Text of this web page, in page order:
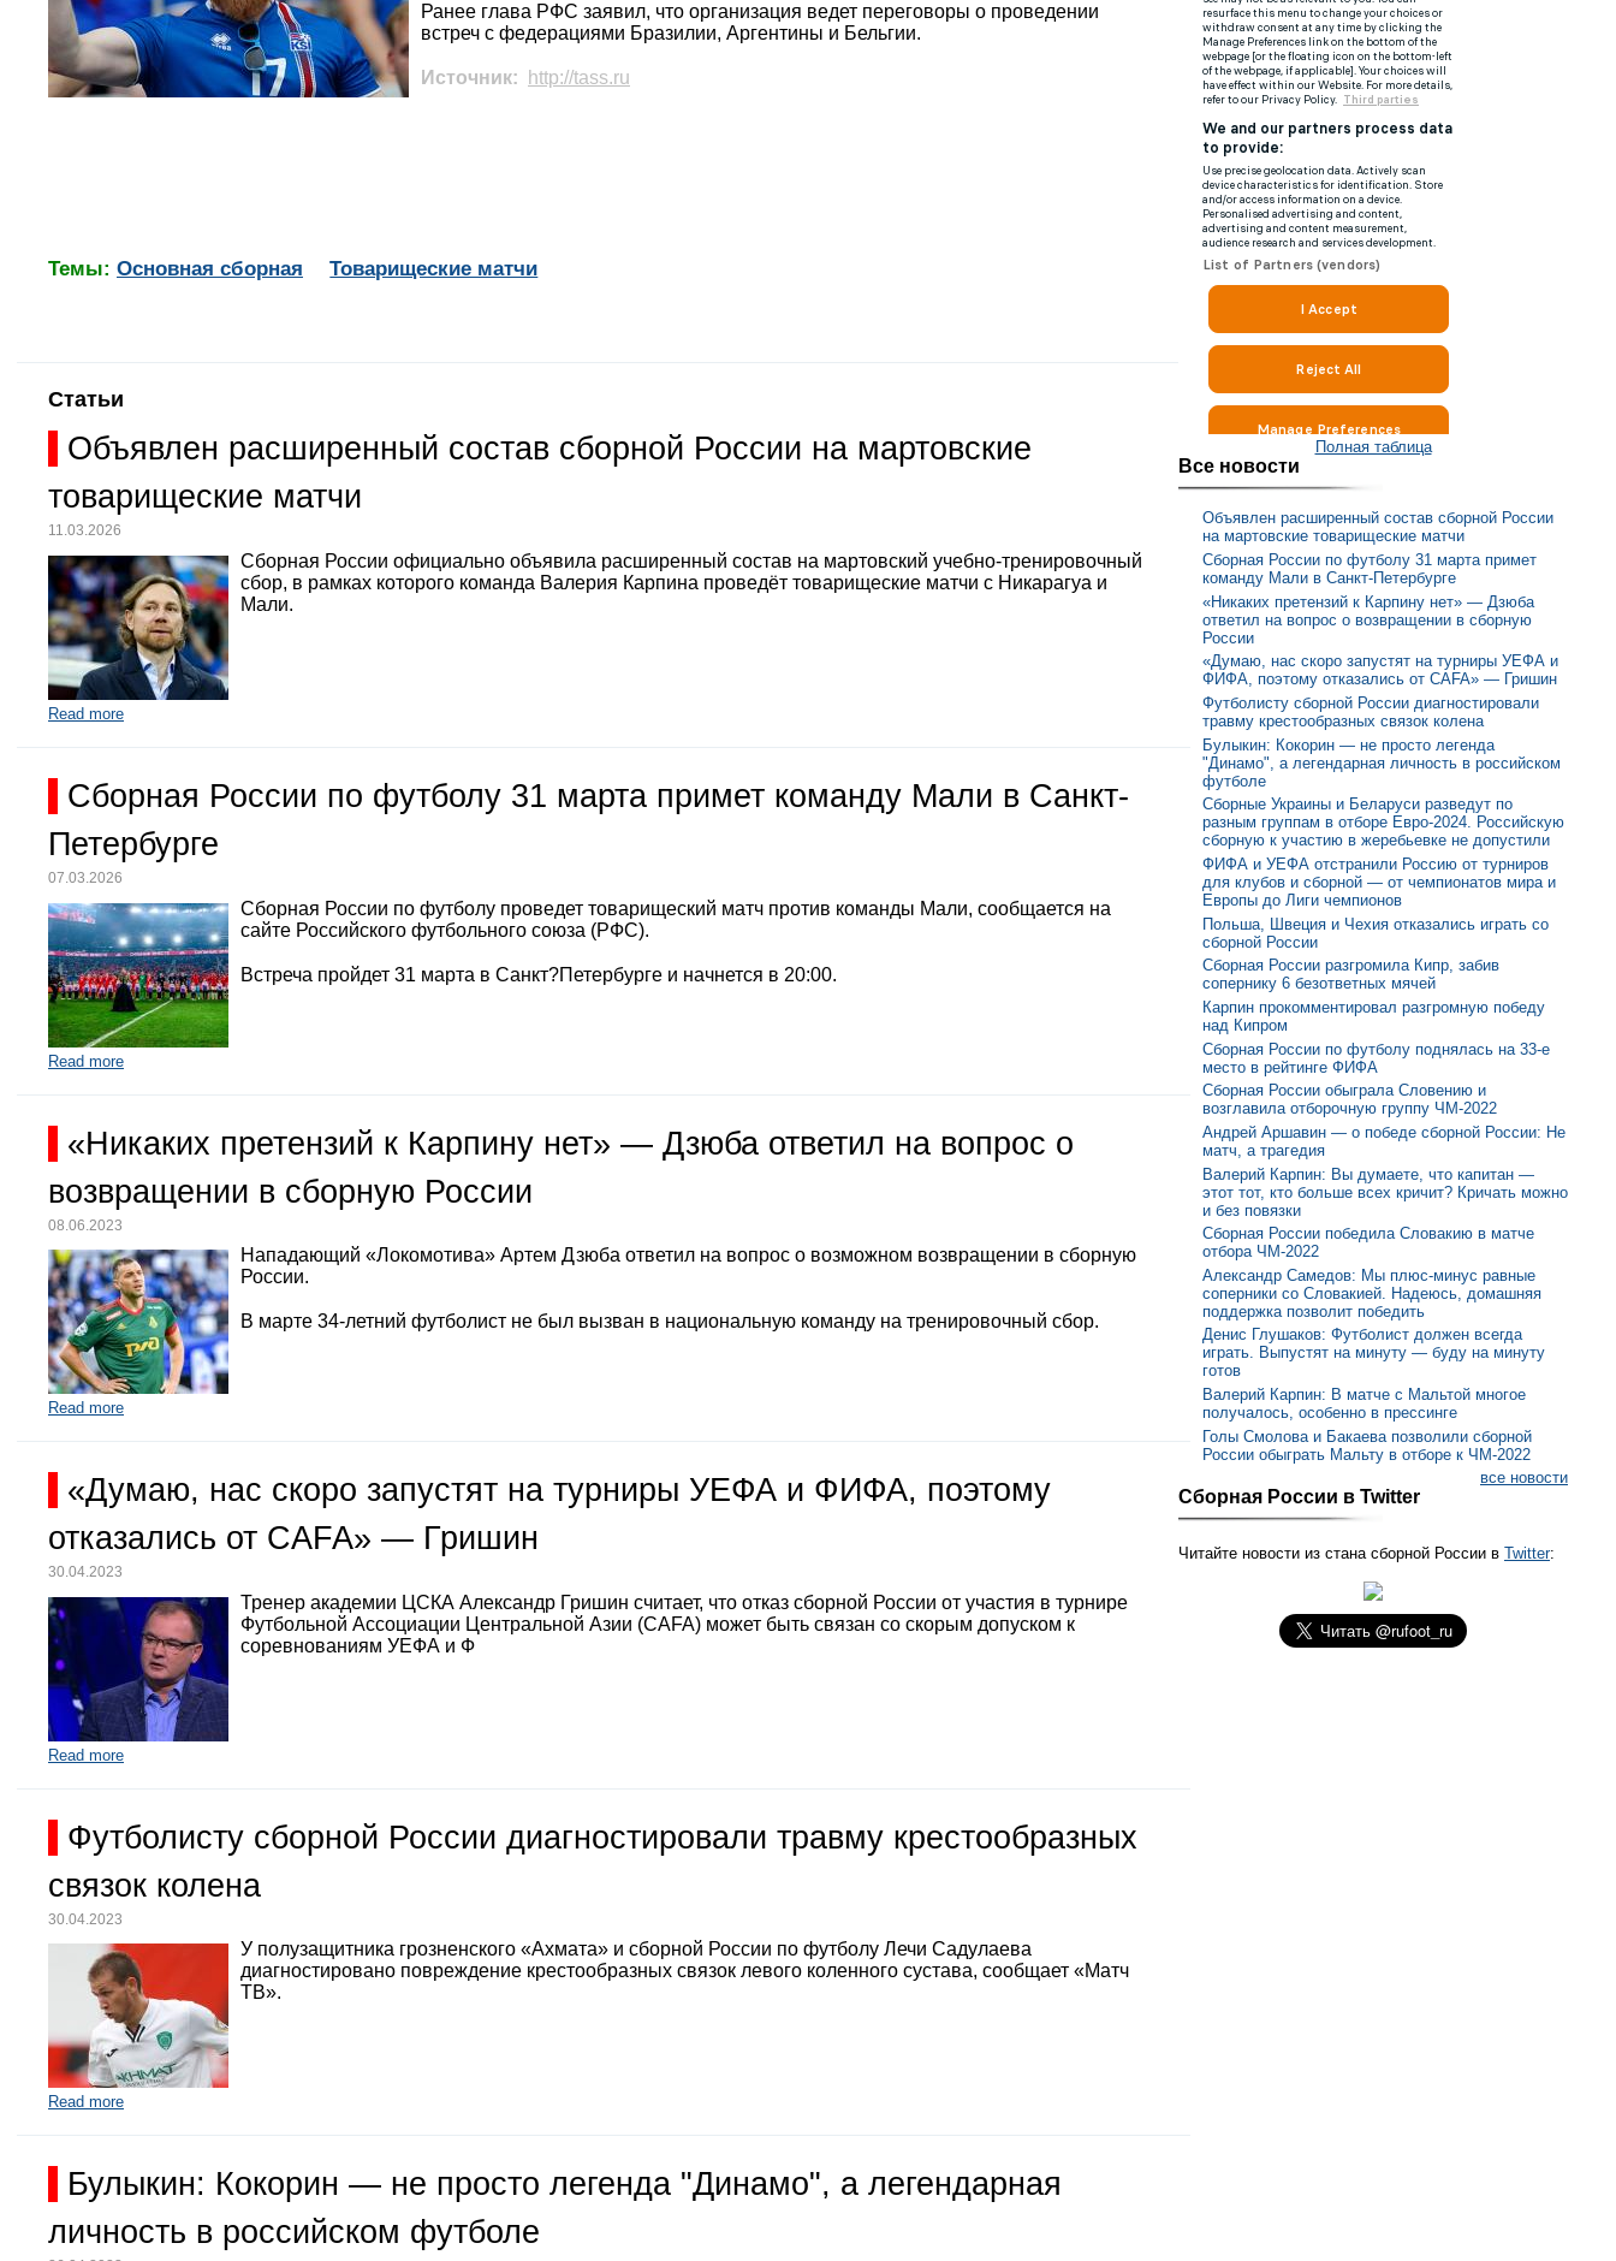
Ранее глава РФС заявил, что организация ведет переговоры о проведении
встреч с федерациями Бразилии, Аргентины и Бельгии.
Источник: http://tass.ru
Темы: Основная сборная Товарищеские матчи
Статьи
Объявлен расширенный состав сборной России на мартовские
товарищеские матчи
11.03.2026
Сборная России официально объявила расширенный состав на мартовский учебно-тренировочный
сбор, в рамках которого команда Валерия Карпина проведёт товарищеские матчи с Никарагуа и
Мали.
Read more
Сборная России по футболу 31 марта примет команду Мали в Санкт-
Петербурге
07.03.2026
Сборная России по футболу проведет товарищеский матч против команды Мали, сообщается на
сайте Российского футбольного союза (РФС).
Встреча пройдет 31 марта в Санкт?Петербурге и начнется в 20:00.
Read more
«Никаких претензий к Карпину нет» — Дзюба ответил на вопрос о
возвращении в сборную России
08.06.2023
Нападающий «Локомотива» Артем Дзюба ответил на вопрос о возможном возвращении в сборную
России.
В марте 34-летний футболист не был вызван в национальную команду на тренировочный сбор.
Read more
«Думаю, нас скоро запустят на турниры УЕФА и ФИФА, поэтому
отказались от CAFA» — Гришин
30.04.2023
Тренер академии ЦСКА Александр Гришин считает, что отказ сборной России от участия в турнире
Футбольной Ассоциации Центральной Азии (CAFA) может быть связан со скорым допуском к
соревнованиям УЕФА и Ф
Read more
Футболисту сборной России диагностировали травму крестообразных
связок колена
30.04.2023
У полузащитника грозненского «Ахмата» и сборной России по футболу Лечи Садулаева
диагностировано повреждение крестообразных связок левого коленного сустава, сообщает «Матч
ТВ».
Read more
Булыкин: Кокорин — не просто легенда "Динамо", а легендарная
личность в российском футболе
Полная таблица
Все новости
Объявлен расширенный состав сборной России
на мартовские товарищеские матчи
Сборная России по футболу 31 марта примет
команду Мали в Санкт-Петербурге
«Никаких претензий к Карпину нет» — Дзюба
ответил на вопрос о возвращении в сборную
России
«Думаю, нас скоро запустят на турниры УЕФА и
ФИФА, поэтому отказались от CAFA» — Гришин
Футболисту сборной России диагностировали
травму крестообразных связок колена
Булыкин: Кокорин — не просто легенда
"Динамо", а легендарная личность в российском
футболе
Сборные Украины и Беларуси разведут по
разным группам в отборе Евро-2024. Российскую
сборную к участию в жеребьевке не допустили
ФИФА и УЕФА отстранили Россию от турниров
для клубов и сборной — от чемпионатов мира и
Европы до Лиги чемпионов
Польша, Швеция и Чехия отказались играть со
сборной России
Сборная России разгромила Кипр, забив
сопернику 6 безответных мячей
Карпин прокомментировал разгромную победу
над Кипром
Сборная России по футболу поднялась на 33-е
место в рейтинге ФИФА
Сборная России обыграла Словению и
возглавила отборочную группу ЧМ-2022
Андрей Аршавин — о победе сборной России: Не
матч, а трагедия
Валерий Карпин: Вы думаете, что капитан —
этот тот, кто больше всех кричит? Кричать можно
и без повязки
Сборная России победила Словакию в матче
отбора ЧМ-2022
Александр Самедов: Мы плюс-минус равные
соперники со Словакией. Надеюсь, домашняя
поддержка позволит победить
Денис Глушаков: Футболист должен всегда
играть. Выпустят на минуту — буду на минуту
готов
Валерий Карпин: В матче с Мальтой многое
получалось, особенно в прессинге
Голы Смолова и Бакаева позволили сборной
России обыграть Мальту в отборе к ЧМ-2022
все новости
Сборная России в Twitter
Читайте новости из стана сборной России в Twitter: